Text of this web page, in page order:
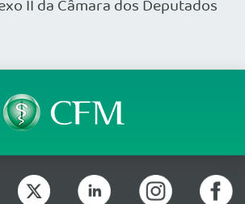
II da Câmara dos Deputados